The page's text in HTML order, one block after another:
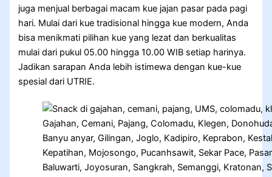
juga menjual berbagai macam kue jajan pasar pada pagi
hari. Mulai dari kue tradisional hingga kue modern, Anda
bisa menikmati pilihan kue yang lezat dan berkualitas
mulai dari pukul 05.00 hingga 10.00 WIB setiap harinya.
Jadikan sarapan Anda lebih istimewa dengan kue-kue
spesial dari UTRIE.